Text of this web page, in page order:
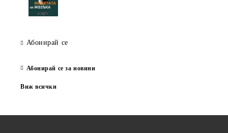
Абонирай се
Абонирай се за новини
Виж всички